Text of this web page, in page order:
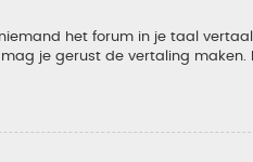
het forum in je taal
je gerust de vertaling